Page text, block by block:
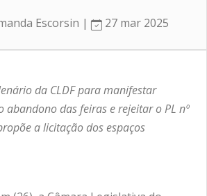
Escorsin | 27 mar 2025
da CLDF para manifestar
abandono das feiras e rejeitar o PL nº
a licitação dos espaços